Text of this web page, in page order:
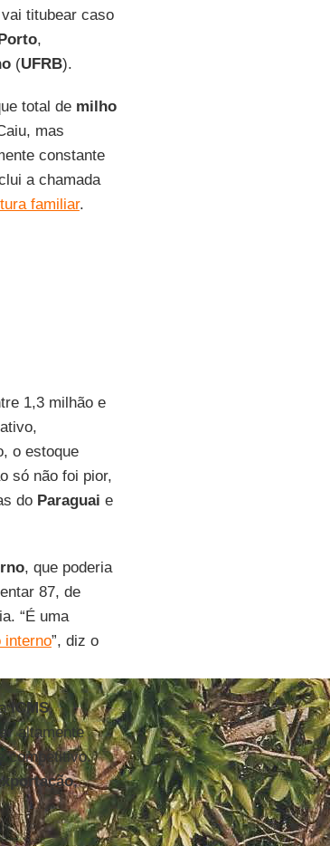
titubear caso
,
(UFRB).
total de milho
mas
constante
a chamada
familiar.
1,3 milhão e
o estoque
só não foi pior,
do Paraguai e
, que poderia
87, de
“É uma
interno”, diz o
ICMS,
altamente
competitivo.
,